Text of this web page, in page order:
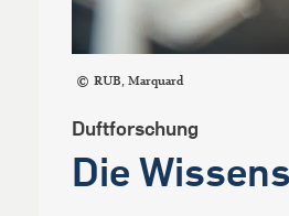
RUB, Marquard
Duftforschung
Die